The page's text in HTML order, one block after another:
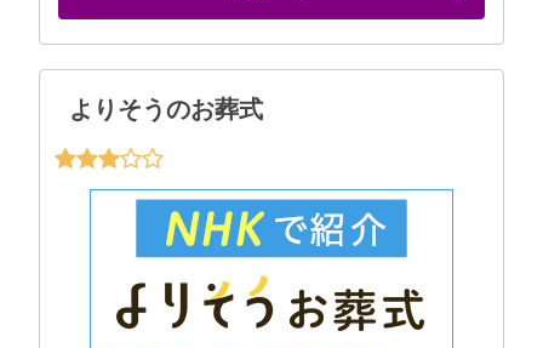
よりそうのお葬式